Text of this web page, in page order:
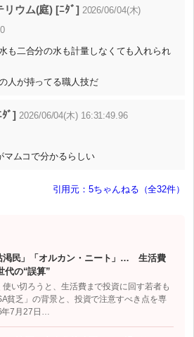
リウム(庭) [ﾆﾀﾞ] 2026/06/04(木)
も二合分の水も計量しなくても入れられ
人が持ってる職人技だ
ﾞ] 2026/06/04(木) 16:31:49.96
マムコで分かるらしい
引用元：5ちゃんねる（全32件）
渇民」「オルカン・ニート」… 生活費
代の“誤算”
い切ろうと、生活費まで投資に回す若者も
貧乏」の背景と、投資で注意すべき点を専
7月27日…